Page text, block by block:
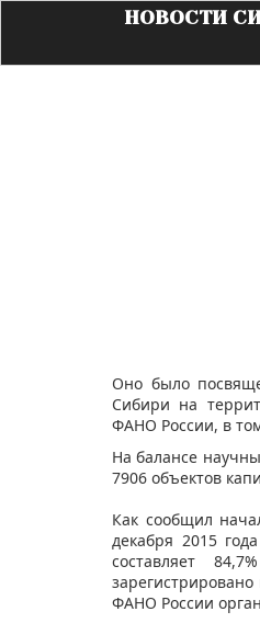
НОВОСТИ
Оно было
Сибири на
ФАНО России, в
На балансе
7906 объектов
Как сообщил
декабря 2015
составляет
ФАНО России